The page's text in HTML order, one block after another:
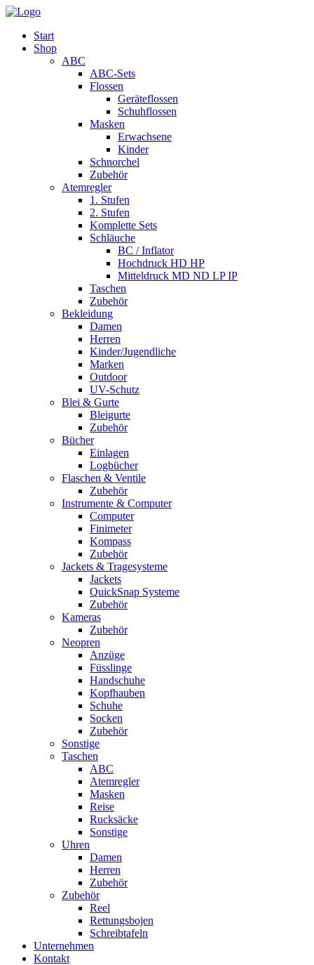
Start
Shop
ABC
ABC-Sets
Flossen
Geräteflossen
Schuhflossen
Masken
Erwachsene
Kinder
Schnorchel
Zubehör
Atemregler
1. Stufen
2. Stufen
Komplette Sets
Schläuche
BC / Inflator
Hochdruck HD HP
Mitteldruck MD ND LP IP
Taschen
Zubehör
Bekleidung
Damen
Herren
Kinder/Jugendliche
Marken
Outdoor
UV-Schutz
Blei & Gurte
Bleigurte
Zubehör
Bücher
Einlagen
Logbücher
Flaschen & Ventile
Zubehör
Instrumente & Computer
Computer
Finimeter
Kompass
Zubehör
Jackets & Tragesysteme
Jackets
QuickSnap Systeme
Zubehör
Kameras
Zubehör
Neopren
Anzüge
Füsslinge
Handschuhe
Kopfhauben
Schuhe
Socken
Zubehör
Sonstige
Taschen
ABC
Atemregler
Masken
Reise
Rucksäcke
Sonstige
Uhren
Damen
Herren
Zubehör
Zubehör
Reel
Rettungsbojen
Schreibtafeln
Unternehmen
Kontakt